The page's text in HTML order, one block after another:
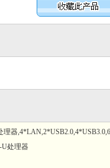
理器
U处理器